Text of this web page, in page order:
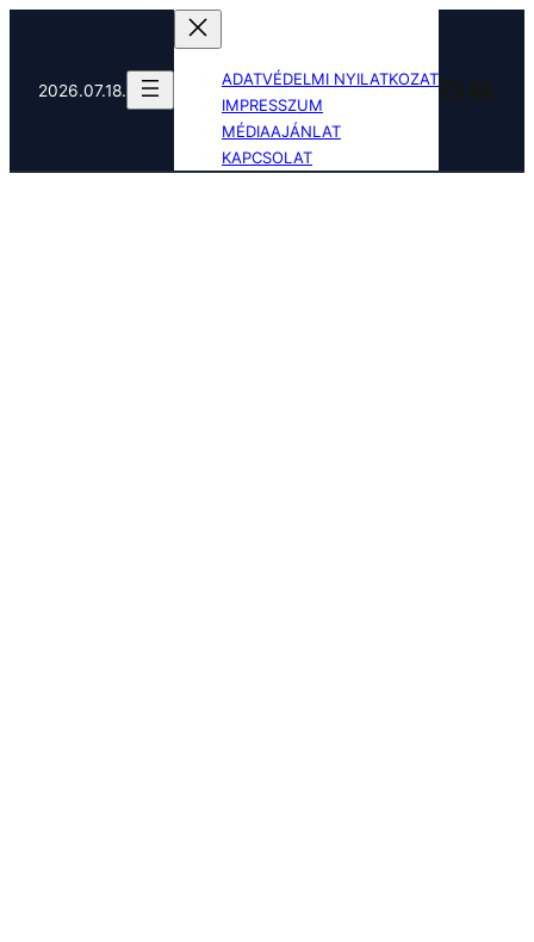
tartalomhoz
2026.07.18.
ADATVÉDELMI NYILATKOZAT
IMPRESSZUM
MÉDIAAJÁNLAT
KAPCSOLAT